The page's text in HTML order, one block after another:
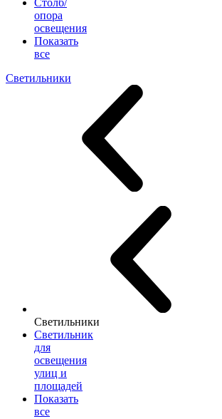
Столб/
опора
освещения
Показать
все
Светильники
Светильники
Светильник
для
освещения
улиц и
площадей
Показать
все